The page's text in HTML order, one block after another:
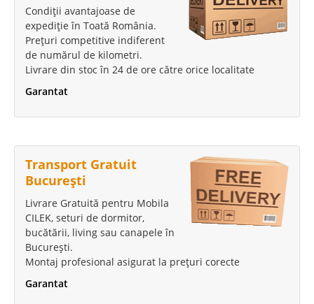
Condiții avantajoase de
expediție în Toată România.
Prețuri competitive indiferent
de numărul de kilometri.
Livrare din stoc în 24 de ore către orice localitate
Garantat
Transport Gratuit
București
Livrare Gratuită pentru Mobila
CILEK, seturi de dormitor,
bucătării, living sau canapele în
București.
Montaj profesional asigurat la prețuri corecte
Garantat